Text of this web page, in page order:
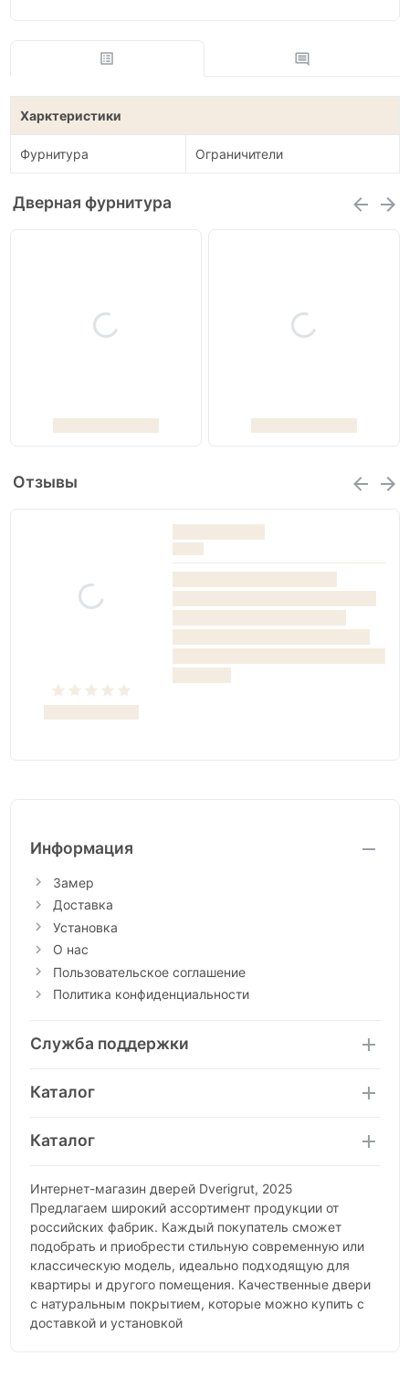
Харктеристики
Фурнитура Ограничители
Дверная фурнитура
Отзывы
Информация
Замер
Доставка
Установка
О нас
Пользовательское соглашение
Политика конфиденциальности
Служба поддержки
Каталог
Каталог
Интернет-магазин дверей Dverigrut, 2025
Предлагаем широкий ассортимент продукции от
российских фабрик. Каждый покупатель сможет
подобрать и приобрести стильную современную или
классическую модель, идеально подходящую для
квартиры и другого помещения. Качественные двери
с натуральным покрытием, которые можно купить с
доставкой и установкой